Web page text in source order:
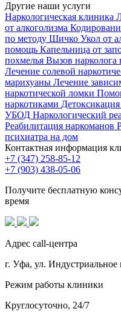
Другие наши услуги
Наркологическая клиника
от алкоголизма
по методу Шичко Укол от
помощь Капельница от
похмелья Вызов нарколога
Лечение солевой
марихуаны Лечение
наркотической ломки
наркотиками
УБОД Наркологический
Реабилитация наркоманов
психиатра на дом
Контактная информация
+7 (347) 258-85-12
+7 (903) 438-05-06
Получите бесплатную
время
Адрес call-центра
г. Уфа, ул. Индустриальное
Режим работы клиники
Круглосуточно, 24/7